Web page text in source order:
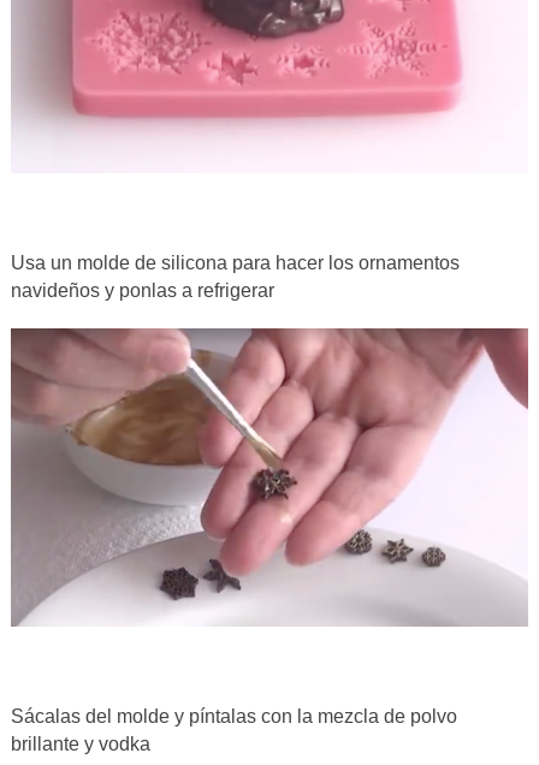
Usa un molde de silicona para hacer los ornamentos
navideños y ponlas a refrigerar
Sácalas del molde y píntalas con la mezcla de polvo
brillante y vodka